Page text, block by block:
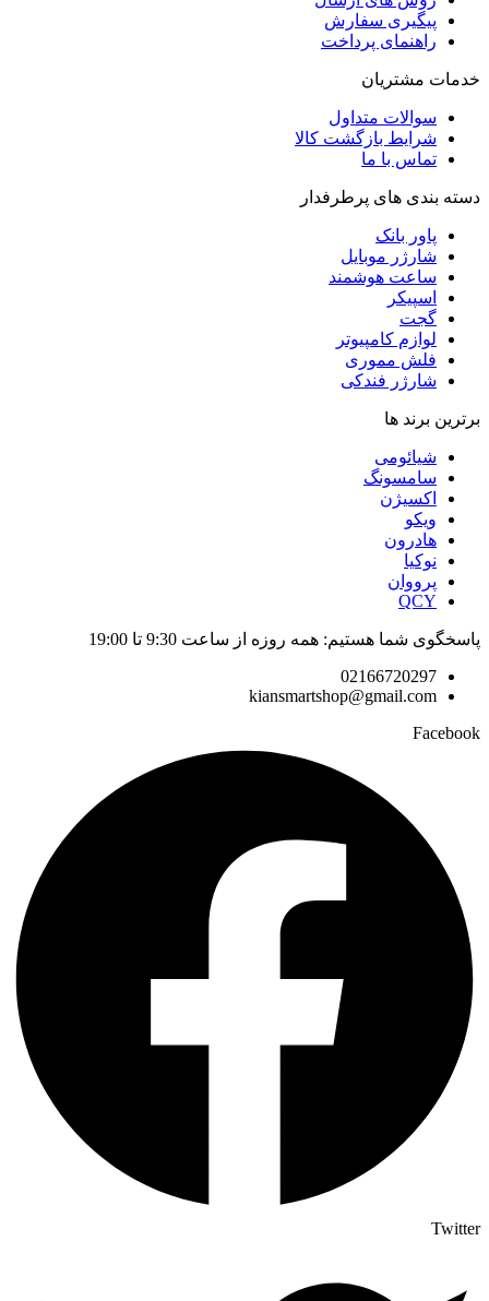
پیگیری سفارش
راهنمای پرداخت
خدمات مشتریان
سوالات متداول
شرایط بازگشت کالا
تماس با ما
دسته بندی های پرطرفدار
پاور بانک
شارژر موبایل
ساعت هوشمند
اسپیکر
گجت
لوازم کامپیوتر
فلش مموری
شارژر فندکی
برترین برند ها
شیائومی
سامسونگ
اکسیژن
ویکو
هادرون
نوکیا
پرووان
QCY
پاسخگوی شما هستیم: همه روزه از ساعت 9:30 تا 19:00
02166720297
kiansmartshop@gmail.com
Facebook
Twitter